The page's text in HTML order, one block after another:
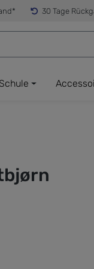
30 Tage